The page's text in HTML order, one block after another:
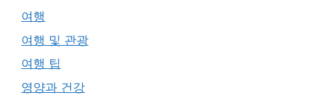
여행
여행 및 관광
여행 팁
영양과 건강